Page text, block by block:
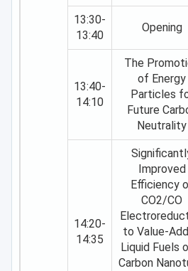
13:30-
13:40
Opening
13:40-
14:10
The
of Energy
Particles
Future
Neutrality
14:20-
14:35
Improved
Efficiency
CO2/CO
to Value-
Liquid Fuels
Carbon